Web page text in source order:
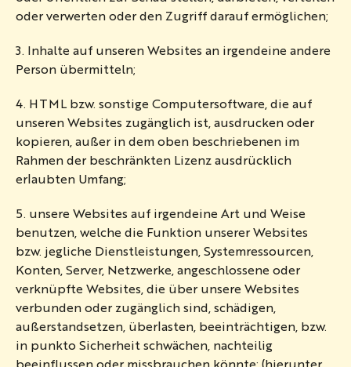
oder verwerten oder den Zugriff darauf ermöglichen;
3. Inhalte auf unseren Websites an irgendeine andere
Person übermitteln;
4. HTML bzw. sonstige Computersoftware, die auf
unseren Websites zugänglich ist, ausdrucken oder
kopieren, außer in dem oben beschriebenen im
Rahmen der beschränkten Lizenz ausdrücklich
erlaubten Umfang;
5. unsere Websites auf irgendeine Art und Weise
benutzen, welche die Funktion unserer Websites
bzw. jegliche Dienstleistungen, Systemressourcen,
Konten, Server, Netzwerke, angeschlossene oder
verknüpfte Websites, die über unsere Websites
verbunden oder zugänglich sind, schädigen,
außerstandsetzen, überlasten, beeinträchtigen, bzw.
in punkto Sicherheit schwächen, nachteilig
beeinflussen oder missbrauchen könnte; (hierunter